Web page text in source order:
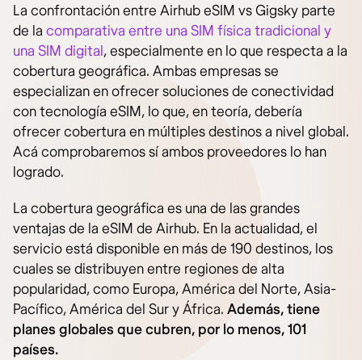
La confrontación entre Airhub eSIM vs Gigsky parte
de la comparativa entre una SIM física tradicional y
una SIM digital, especialmente en lo que respecta a la
cobertura geográfica. Ambas empresas se
especializan en ofrecer soluciones de conectividad
con tecnología eSIM, lo que, en teoría, debería
ofrecer cobertura en múltiples destinos a nivel global.
Acá comprobaremos sí ambos proveedores lo han
logrado.
La cobertura geográfica es una de las grandes
ventajas de la eSIM de Airhub. En la actualidad, el
servicio está disponible en más de 190 destinos, los
cuales se distribuyen entre regiones de alta
popularidad, como Europa, América del Norte, Asia-
Pacífico, América del Sur y África. Además, tiene
planes globales que cubren, por lo menos, 101
países.